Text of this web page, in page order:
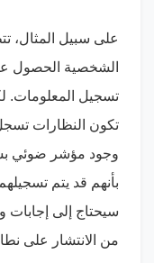
على سبيل المثال،
الشخصية الحصول
تسجيل المعلومات.
تكون النظارات
وجود مؤشر ضوئي
بأنهم قد يتم
سيحتاج إلى إجابات
من الانتشار على